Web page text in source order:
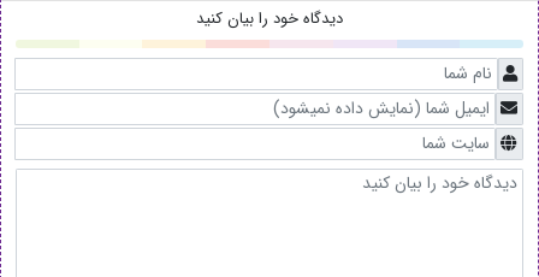
دیدگاه خود را بیان کنید